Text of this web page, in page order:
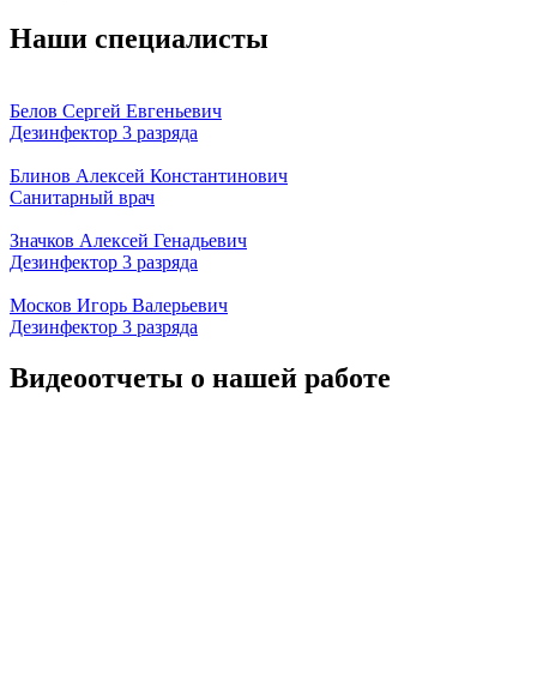
Наши специалисты
Белов Сергей Евгеньевич
Дезинфектор 3 разряда
Блинов Алексей Константинович
Санитарный врач
Значков Алексей Генадьевич
Дезинфектор 3 разряда
Москов Игорь Валерьевич
Дезинфектор 3 разряда
Видеоотчеты о нашей работе